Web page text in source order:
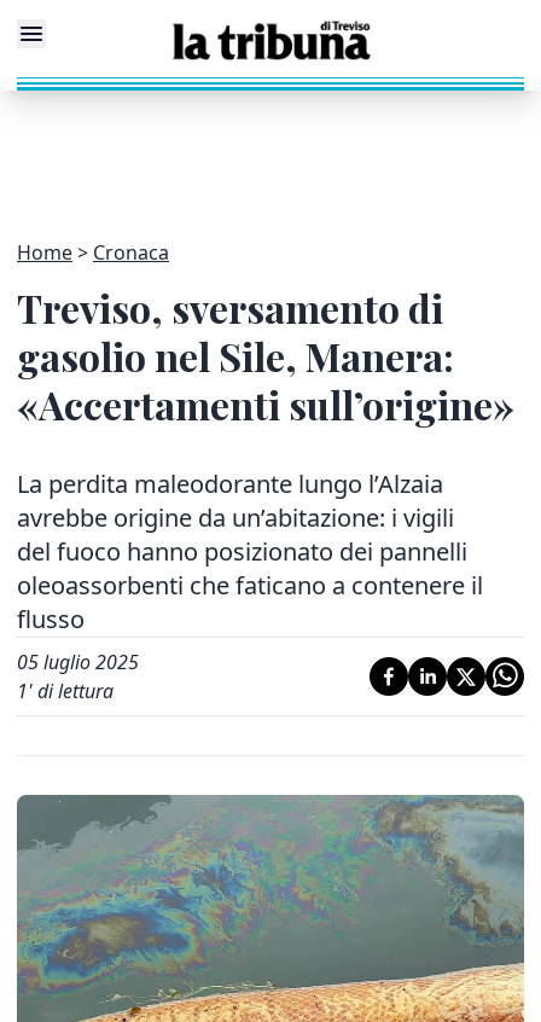
Home Cronaca
Treviso, sversamento di
gasolio nel Sile, Manera:
«Accertamenti sull’origine»
La perdita maleodorante lungo l’Alzaia
avrebbe origine da un’abitazione: i vigili
del fuoco hanno posizionato dei pannelli
oleoassorbenti che faticano a contenere il
flusso
05 luglio 2025
1' di lettura